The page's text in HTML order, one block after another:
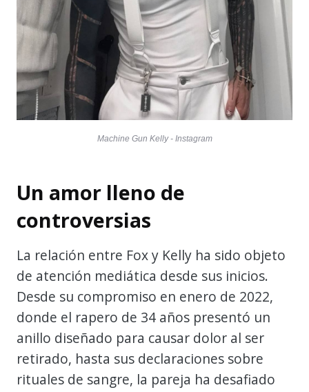
Machine Gun Kelly - Instagram
Un amor lleno de
controversias
La relación entre Fox y Kelly ha sido objeto
de atención mediática desde sus inicios.
Desde su compromiso en enero de 2022,
donde el rapero de 34 años presentó un
anillo diseñado para causar dolor al ser
retirado, hasta sus declaraciones sobre
rituales de sangre, la pareja ha desafiado